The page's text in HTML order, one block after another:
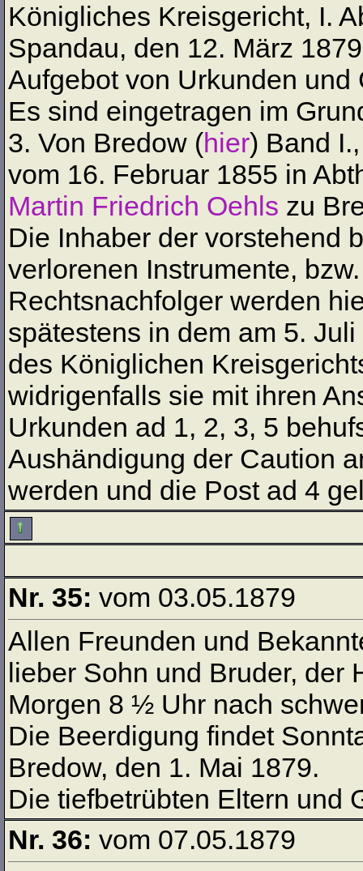
Königliches Kreisgericht, I.
Spandau, den 12. März
Aufgebot von Urkunden und
Es sind eingetragen im
3. Von Bredow (hier) Band
vom 16. Februar 1855 in
Martin Friedrich Oehls zu
Die Inhaber der vorstehend
verlorenen Instrumente,
Rechtsnachfolger werden
spätestens in dem am 5.
des Königlichen
widrigenfalls sie mit ihren
Urkunden ad 1, 2, 3, 5
Aushändigung der Caution
werden und die Post ad 4
Nr. 35: vom 03.05.1879
Allen Freunden und
lieber Sohn und Bruder, der
Morgen 8 ½ Uhr nach
Die Beerdigung findet
Bredow, den 1. Mai 1879.
Die tiefbetrübten Eltern und
Nr. 36: vom 07.05.1879